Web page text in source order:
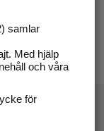
samlar
Med hjälp
och våra
för